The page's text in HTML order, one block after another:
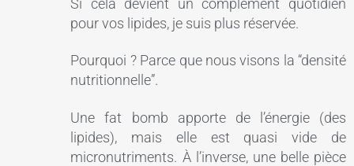
pour vos lipides, je suis plus réservée.
Pourquoi ? Parce que nous visons la “densité
nutritionnelle”.
Une fat bomb apporte de l’énergie (des
lipides), mais elle est quasi vide de
micronutriments. À l’inverse, une belle pièce